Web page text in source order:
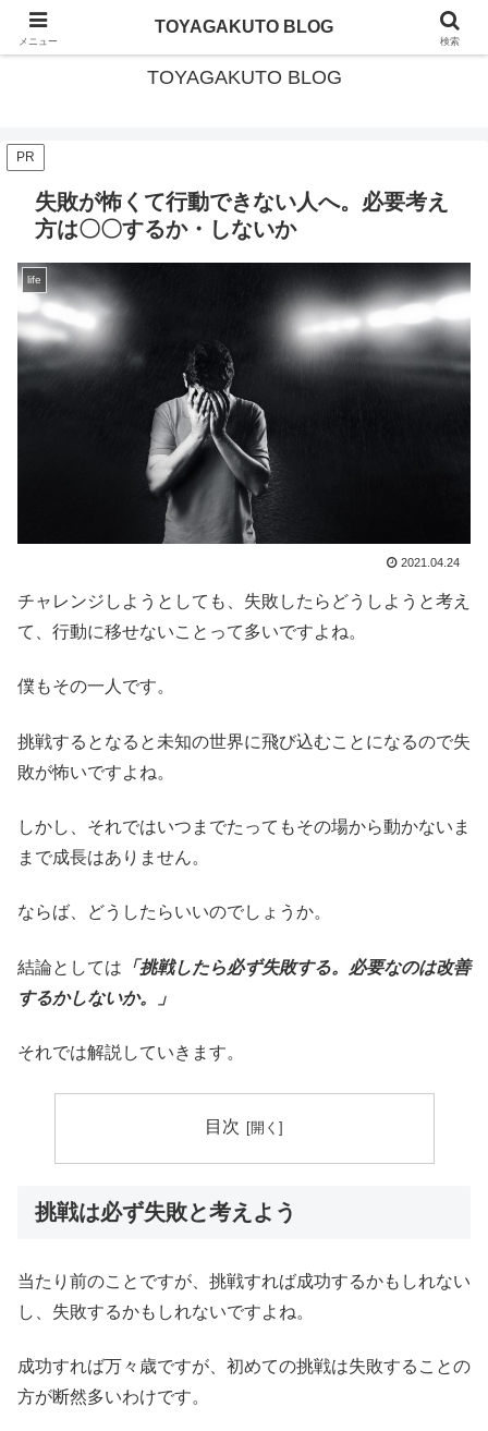
北海道・美深町移住 × ガイド暮らし
TOYAGAKUTO BLOG
PR
失敗が怖くて行動できない人へ。必要考え
方は〇〇するか・しないか
life
2021.04.24
チャレンジしようとしても、失敗したらどうしようと考え
て、行動に移せないことって多いですよね。
僕もその一人です。
挑戦するとなると未知の世界に飛び込むことになるので失
敗が怖いですよね。
しかし、それではいつまでたってもその場から動かないま
まで成長はありません。
ならば、どうしたらいいのでしょうか。
結論としては 「挑戦したら必ず失敗する。必要なのは改善
するかしないか。」
それでは解説していきます。
目次
挑戦は必ず失敗と考えよう
当たり前のことですが、挑戦すれば成功するかもしれない
し、失敗するかもしれないですよね。
成功すれば万々歳ですが、初めての挑戦は失敗することの
方が断然多いわけです。
メニュー
TOYAGAKUTO BLOG
検索